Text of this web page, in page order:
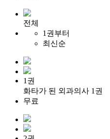
전체
1권부터
최신순
1권
화타가 된 외과의사 1권
무료